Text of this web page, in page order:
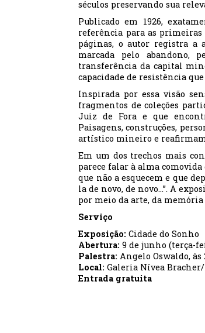
séculos preservando sua
Publicado em 1926,
referência para as
páginas, o autor registra a
marcada pelo abandono,
transferência da capital
capacidade de resistência
Inspirada por essa visão
fragmentos de coleções
Juiz de Fora e que
Paisagens, construções,
artístico mineiro e
Em um dos trechos mais
parece falar à alma
que não a esquecem e que
la de novo, de novo...”. A
por meio da arte, da
Serviço
Exposição: Cidade do Sonho
Abertura: 9 de junho (terça-
Palestra: Angelo Oswaldo, às
Local: Galeria Nívea
Entrada gratuita